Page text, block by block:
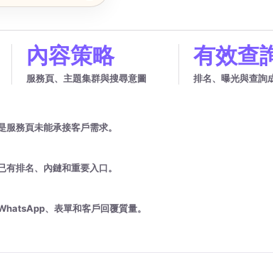
內容策略
服務頁、主題集群與搜尋意圖
有效查
排名、曝光與查詢
務頁未能承接客戶需求。
排名、內鏈和重要入口。
、表單和客戶回覆質量。